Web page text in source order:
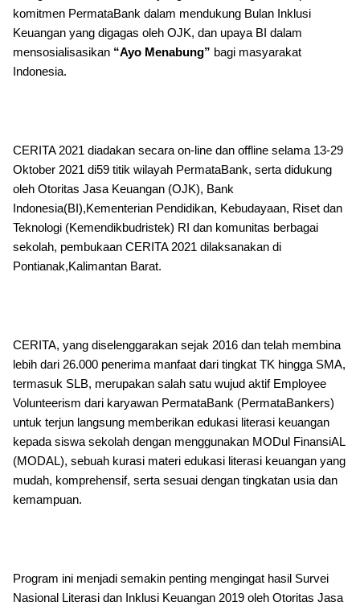
komitmen PermataBank dalam mendukung Bulan Inklusi
Keuangan yang digagas oleh OJK, dan upaya BI dalam
mensosialisasikan “Ayo Menabung” bagi masyarakat
Indonesia.
CERITA 2021 diadakan secara on-line dan offline selama 13-29
Oktober 2021 di59 titik wilayah PermataBank, serta didukung
oleh Otoritas Jasa Keuangan (OJK), Bank
Indonesia(BI),Kementerian Pendidikan, Kebudayaan, Riset dan
Teknologi (Kemendikbudristek) RI dan komunitas berbagai
sekolah, pembukaan CERITA 2021 dilaksanakan di
Pontianak,Kalimantan Barat.
CERITA, yang diselenggarakan sejak 2016 dan telah membina
lebih dari 26.000 penerima manfaat dari tingkat TK hingga SMA,
termasuk SLB, merupakan salah satu wujud aktif Employee
Volunteerism dari karyawan PermataBank (PermataBankers)
untuk terjun langsung memberikan edukasi literasi keuangan
kepada siswa sekolah dengan menggunakan MODul FinansiAL
(MODAL), sebuah kurasi materi edukasi literasi keuangan yang
mudah, komprehensif, serta sesuai dengan tingkatan usia dan
kemampuan.
Program ini menjadi semakin penting mengingat hasil Survei
Nasional Literasi dan Inklusi Keuangan 2019 oleh Otoritas Jasa